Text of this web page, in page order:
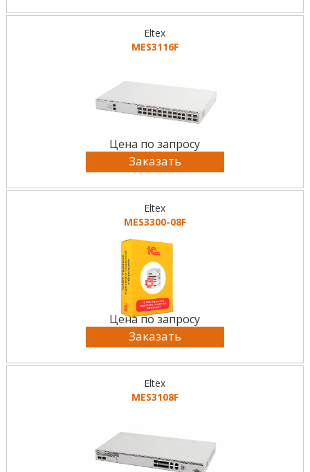
Eltex
MES3116F
Цена по запросу
Заказать
Eltex
MES3300-08F
Цена по запросу
Заказать
Eltex
MES3108F